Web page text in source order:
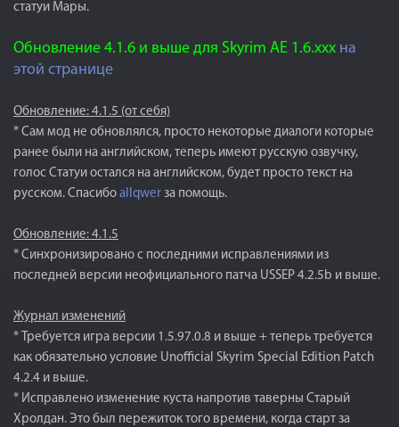
статуи Мары.
Обновление 4.1.6 и выше для Skyrim AE 1.6.ххх на
этой странице
Обновление: 4.1.5 (от себя)
* Сам мод не обновлялся, просто некоторые диалоги которые
ранее были на английском, теперь имеют русскую озвучку,
голос Статуи остался на английском, будет просто текст на
русском. Спасибо allqwer за помощь.
Обновление: 4.1.5
* Синхронизировано с последними исправлениями из
последней версии неофициального патча USSEP 4.2.5b и выше.
Журнал изменений
* Требуется игра версии 1.5.97.0.8 и выше + теперь требуется
как обязательно условие Unofficial Skyrim Special Edition Patch
4.2.4 и выше.
* Исправлено изменение куста напротив таверны Старый
Хролдан. Это был пережиток того времени, когда старт за